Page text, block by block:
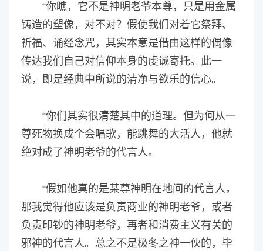
“你瞧，它不是神明老爷本尊，只是用金属
铸造的塑像，对不对？假使我们对着它祭拜、
祈福、诵经念咒，其实本意是借由这样的偶像
传达我们自己对信仰本身的虔诚寄托。此一
说，即是经典中所说的清净与欲乐的信心。
“你们其实很清楚其中的道理。但为何从一
尊死物换成个会唱歌，能跳舞的大活人，他就
绝对成了神明老爷的代言人。
“假如他真的是某尊神明在地间的代言人，
那我觉得他应该是负责商业的神明老爷，或者
负责印钞的神明老爷，再者和消费主义有关的
邪神的代言人。总之不是极冬之神一伙的，毕